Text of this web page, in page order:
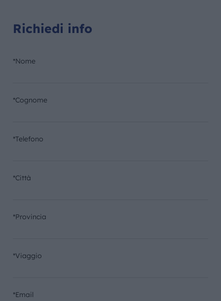
Richiedi info
*Nome
*Cognome
*Telefono
*Città
*Provincia
*Viaggio
*Email